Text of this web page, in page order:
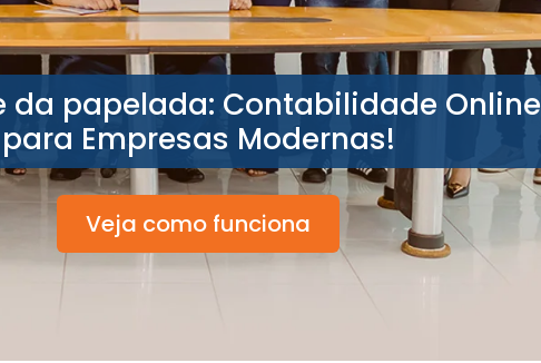
da papelada: Contabilidade Online
para Empresas Modernas!
Veja como funciona